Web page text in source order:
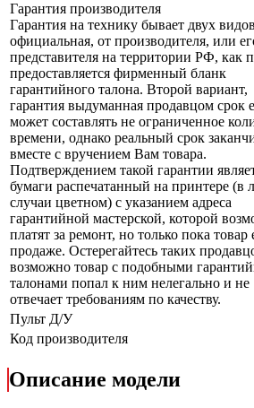
Гарантия производителя
Гарантия на технику бывает двух
официальная, от производителя, или
представителя на территории РФ, как
предоставляется фирменный бланк
гарантийного талона. Второй вариант,
гарантия выдуманная продавцом срок
может составлять не ограниченное
времени, однако реальный срок
вместе с вручением Вам товара.
Подтверждением такой гарантии
бумаги распечатанный на принтере (в
случаи цветном) с указанием адреса
гарантийной мастерской, которой
платят за ремонт, но только пока товар
продаже. Остерегайтесь таких
возможно товар с подобными
талонами попал к ним нелегально и не
отвечает требованиям по качеству.
Пульт Д/У
Код производителя
Описание модели